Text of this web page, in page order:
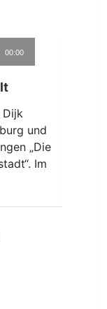
00:00
Dijk
und
„Die
Im